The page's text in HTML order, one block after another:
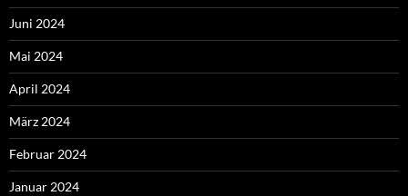
Juni 2024
Mai 2024
April 2024
März 2024
Februar 2024
Januar 2024